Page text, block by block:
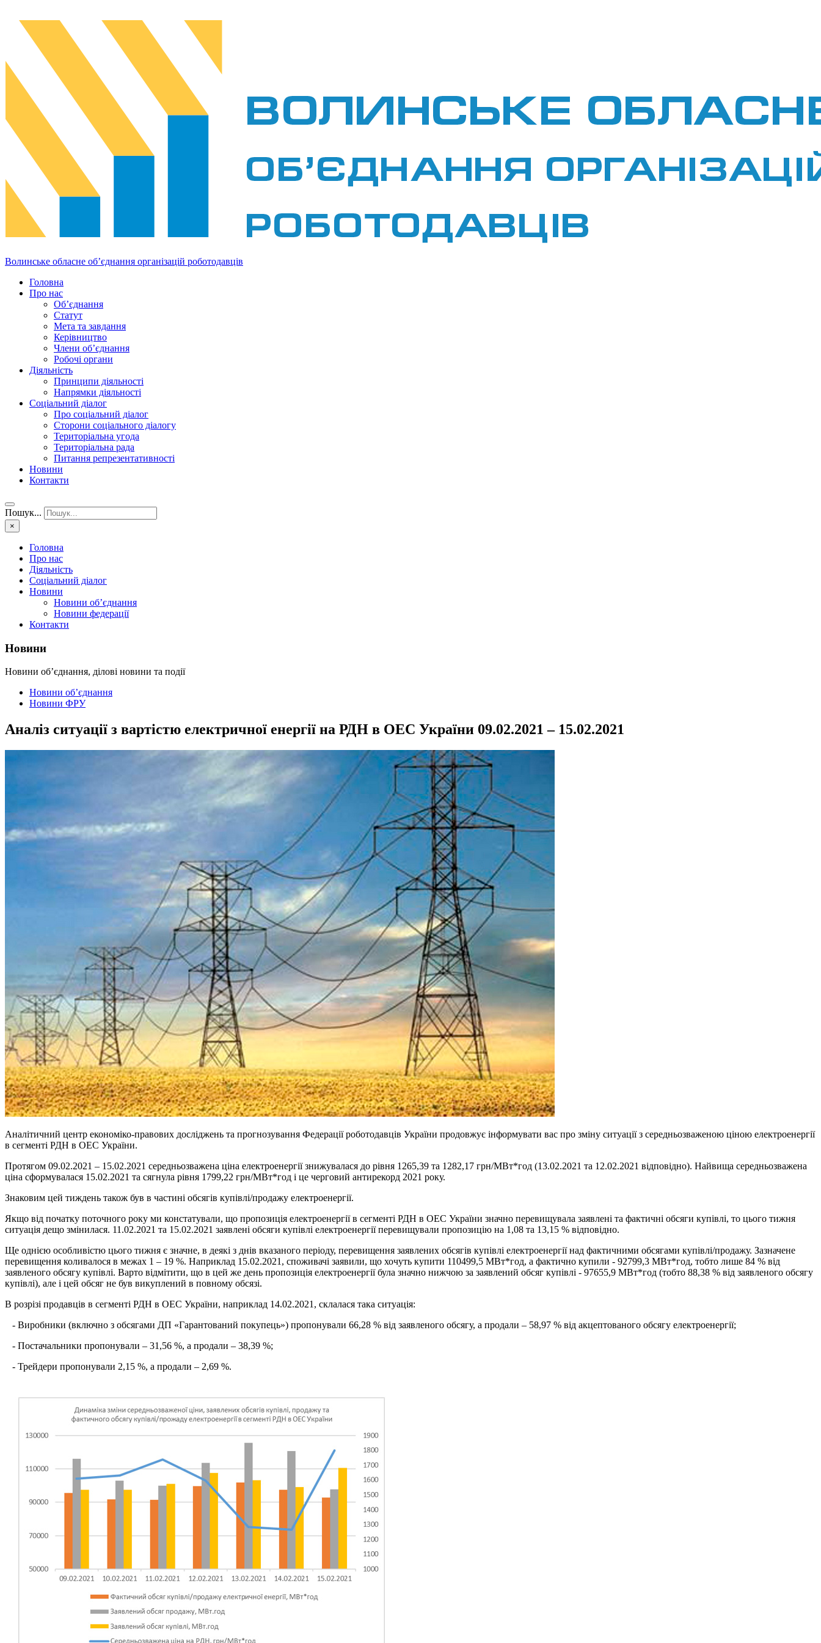
Волинське обласне об’єднання організацій роботодавців
Головна
Про нас
Об’єднання
Статут
Мета та завдання
Керівництво
Члени об’єднання
Робочі органи
Діяльність
Принципи діяльності
Напрямки діяльності
Соціальний діалог
Про соціальний діалог
Сторони соціального діалогу
Територіальна угода
Територіальна рада
Питання репрезентативності
Новини
Контакти
Пошук...
×
Головна
Про нас
Діяльність
Соціальний діалог
Новини
Новини об’єднання
Новини федерації
Контакти
Новини
Новини об’єднання, ділові новини та події
Новини об’єднання
Новини ФРУ
Аналіз ситуації з вартістю електричної енергії на РДН в ОЕС України 09.02.2021 – 15.02.2021
Аналітичний центр економіко-правових досліджень та прогнозування Федерації роботодавців України продовжує інформувати вас про зміну ситуації з середньозваженою ціною електроенергії
в сегменті РДН в ОЕС України.
Протягом 09.02.2021 – 15.02.2021 середньозважена ціна електроенергії знижувалася до рівня 1265,39 та 1282,17 грн/МВт*год (13.02.2021 та 12.02.2021 відповідно). Найвища середньозважена
ціна сформувалася 15.02.2021 та сягнула рівня 1799,22 грн/МВт*год і це черговий антирекорд 2021 року.
Знаковим цей тиждень також був в частині обсягів купівлі/продажу електроенергії.
Якщо від початку поточного року ми констатували, що пропозиція електроенергії в сегменті РДН в ОЕС України значно перевищувала заявлені та фактичні обсяги купівлі, то цього тижня
ситуація дещо змінилася. 11.02.2021 та 15.02.2021 заявлені обсяги купівлі електроенергії перевищували пропозицію на 1,08 та 13,15 % відповідно.
Ще однією особливістю цього тижня є значне, в деякі з днів вказаного періоду, перевищення заявлених обсягів купівлі електроенергії над фактичними обсягами купівлі/продажу. Зазначене
перевищення коливалося в межах 1 – 19 %. Наприклад 15.02.2021, споживачі заявили, що хочуть купити 110499,5 МВт*год, а фактично купили - 92799,3 МВт*год, тобто лише 84 % від
заявленого обсягу купівлі. Варто відмітити, що в цей же день пропозиція електроенергії була значно нижчою за заявлений обсяг купівлі - 97655,9 МВт*год (тобто 88,38 % від заявленого обсягу
купівлі), але і цей обсяг не був викуплений в повному обсязі.
В розрізі продавців в сегменті РДН в ОЕС України, наприклад 14.02.2021, склалася така ситуація:
- Виробники (включно з обсягами ДП «Гарантований покупець») пропонували 66,28 % від заявленого обсягу, а продали – 58,97 % від акцептованого обсягу електроенергії;
- Постачальники пропонували – 31,56 %, а продали – 38,39 %;
- Трейдери пропонували 2,15 %, а продали – 2,69 %.